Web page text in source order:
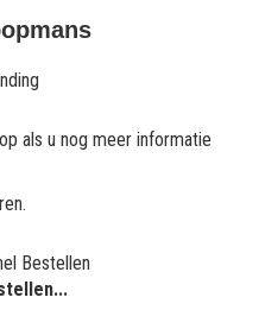
als u nog meer informatie
Bestellen